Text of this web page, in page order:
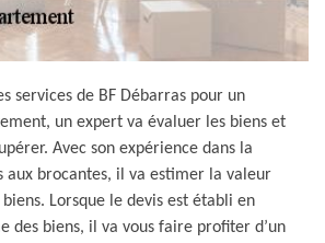
services de BF Débarras pour un
un expert va évaluer les biens et
Avec son expérience dans la
aux brocantes, il va estimer la valeur
Lorsque le devis est établi en
des biens, il va vous faire profiter d’un